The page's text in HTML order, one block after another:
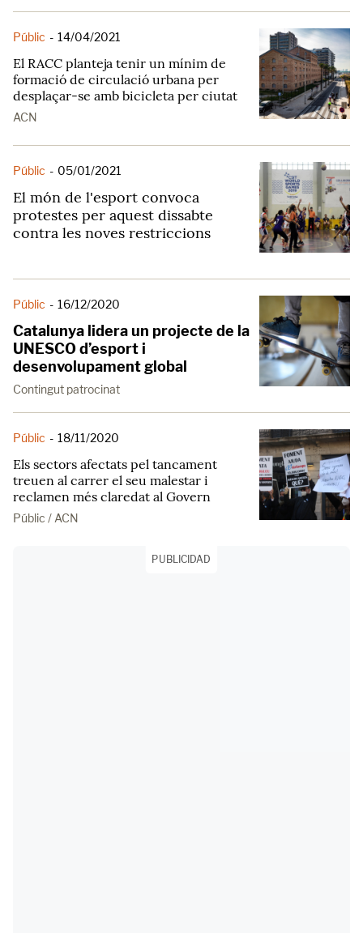
Públic - 14/04/2021
El RACC planteja tenir un mínim de
formació de circulació urbana per
desplaçar-se amb bicicleta per ciutat
ACN
Públic - 05/01/2021
El món de l'esport convoca
protestes per aquest dissabte
contra les noves restriccions
Públic - 16/12/2020
Catalunya lidera un projecte de la
UNESCO d’esport i
desenvolupament global
Contingut patrocinat
Públic - 18/11/2020
Els sectors afectats pel tancament
treuen al carrer el seu malestar i
reclamen més claredat al Govern
Públic / ACN
PUBLICIDAD